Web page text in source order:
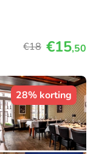
€18 €15,50
28% korting